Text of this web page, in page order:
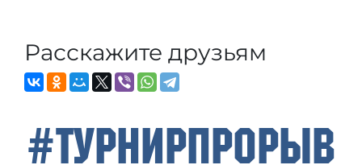
Расскажите друзьям
#ТурнирПрорыв